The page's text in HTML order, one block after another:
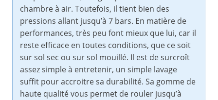
chambre à air. Toutefois, il tient bien des
pressions allant jusqu’à 7 bars. En matière de
performances, très peu font mieux que lui, car il
reste efficace en toutes conditions, que ce soit
sur sol sec ou sur sol mouillé. Il est de surcroît
assez simple à entretenir, un simple lavage
suffit pour accroitre sa durabilité. Sa gomme de
haute qualité vous permet de rouler jusqu’à